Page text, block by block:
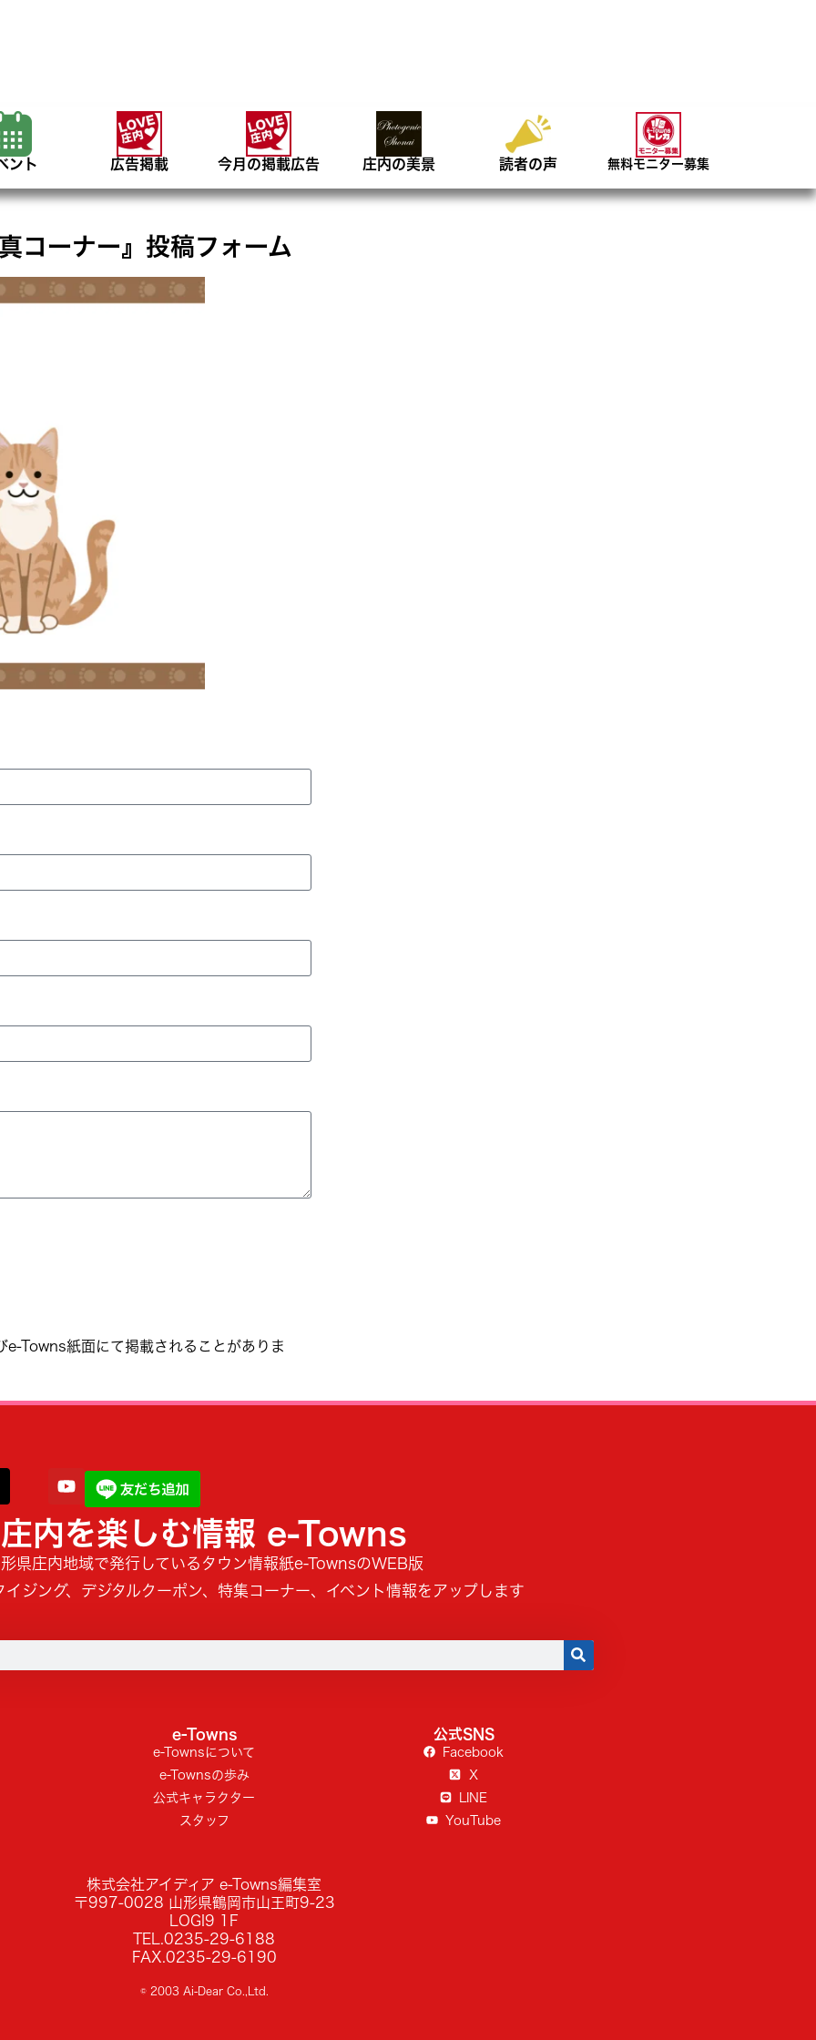
ント 広告掲載 今月の掲載広告 庄内の美景 読者の声 無料モニター募集
コーナー』投稿フォーム
Towns紙面にて掲載されることがありま
庄内を楽しむ情報 e-Towns
県庄内地域で発行しているタウン情報紙e-TownsのWEB版
イジング、デジタルクーポン、特集コーナー、イベント情報をアップします
e-Towns
e-Townsについて
e-Townsの歩み
公式キャラクター
スタッフ
公式SNS
Facebook
X
LINE
YouTube
株式会社アイディア e-Towns編集室
〒997-0028 山形県鶴岡市山王町9-23
LOGI9 1F
TEL.0235-29-6188
FAX.0235-29-6190
© 2003 Ai-Dear Co.,Ltd.